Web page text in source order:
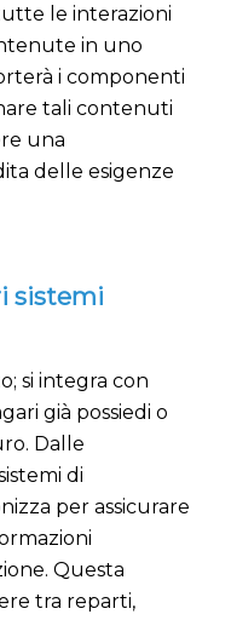
le interazioni
in uno
i componenti
tali contenuti
una
delle esigenze
sistemi
si integra con
già possiedi o
Dalle
di
per assicurare
Questa
tra reparti,